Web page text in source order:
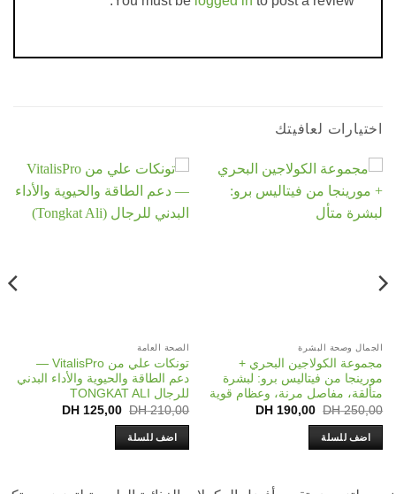
لعافيتك
وصحة البشرة
الكولاجين البحري +
من فيتاليس برو: لبشرة
مفاصل مرنة، وعظام قوية
DH
Original
was:
DH 250,00.
DH190,00
Current
للسلة
الصحة العامة
تونكات علي من VitalisPro —
دعم الطاقة والحيوية والأداء البدني
للرجال TONGKAT ALI
DH210,00
Original
was:
DH 210,00.
DH125,00
Current
اضف للسلة